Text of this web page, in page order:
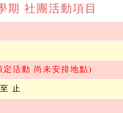
期 社團活動項目
定活動 尚未安排地點)
止